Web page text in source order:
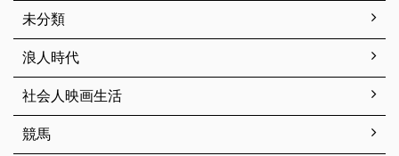
未分類
浪人時代
社会人映画生活
競馬